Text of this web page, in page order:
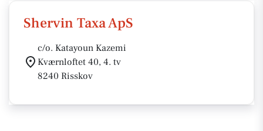
Shervin Taxa ApS
c/o. Katayoun Kazemi
Kværnloftet 40, 4. tv
8240 Risskov